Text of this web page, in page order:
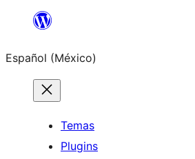
Saltar
contenido
Español (México)
Temas
Plugins